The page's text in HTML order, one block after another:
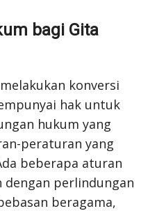
bagi Gita
konversi
hak untuk
hukum yang
peraturan yang
beberapa aturan
perlindungan
beragama,